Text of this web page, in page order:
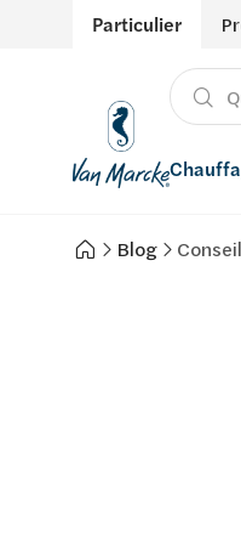
Particulier
Chauffage
Produits
Énergies
Adoucisseurs
Blog